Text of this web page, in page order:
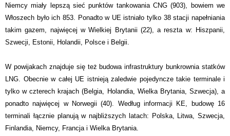
Niemcy miały lepszą sieć punktów tankowania CNG (903), bowiem we
Włoszech było ich 853. Ponadto w UE istniało tylko 38 stacji napełniania
takim gazem, najwięcej w Wielkiej Brytanii (22), a reszta w: Hiszpanii,
Szwecji, Estonii, Holandii, Polsce i Belgii.
W powijakach znajduje się też budowa infrastruktury bunkrownia statków
LNG. Obecnie w całej UE istnieją zaledwie pojedyncze takie terminale i
tylko w czterech krajach (Belgia, Holandia, Wielka Brytania, Szwecja), a
ponadto najwięcej w Norwegii (40). Według informacji KE, budowę 16
terminali łącznie planują w najbliższych latach: Polska, Litwa, Szwecja,
Finlandia, Niemcy, Francja i Wielka Brytania.